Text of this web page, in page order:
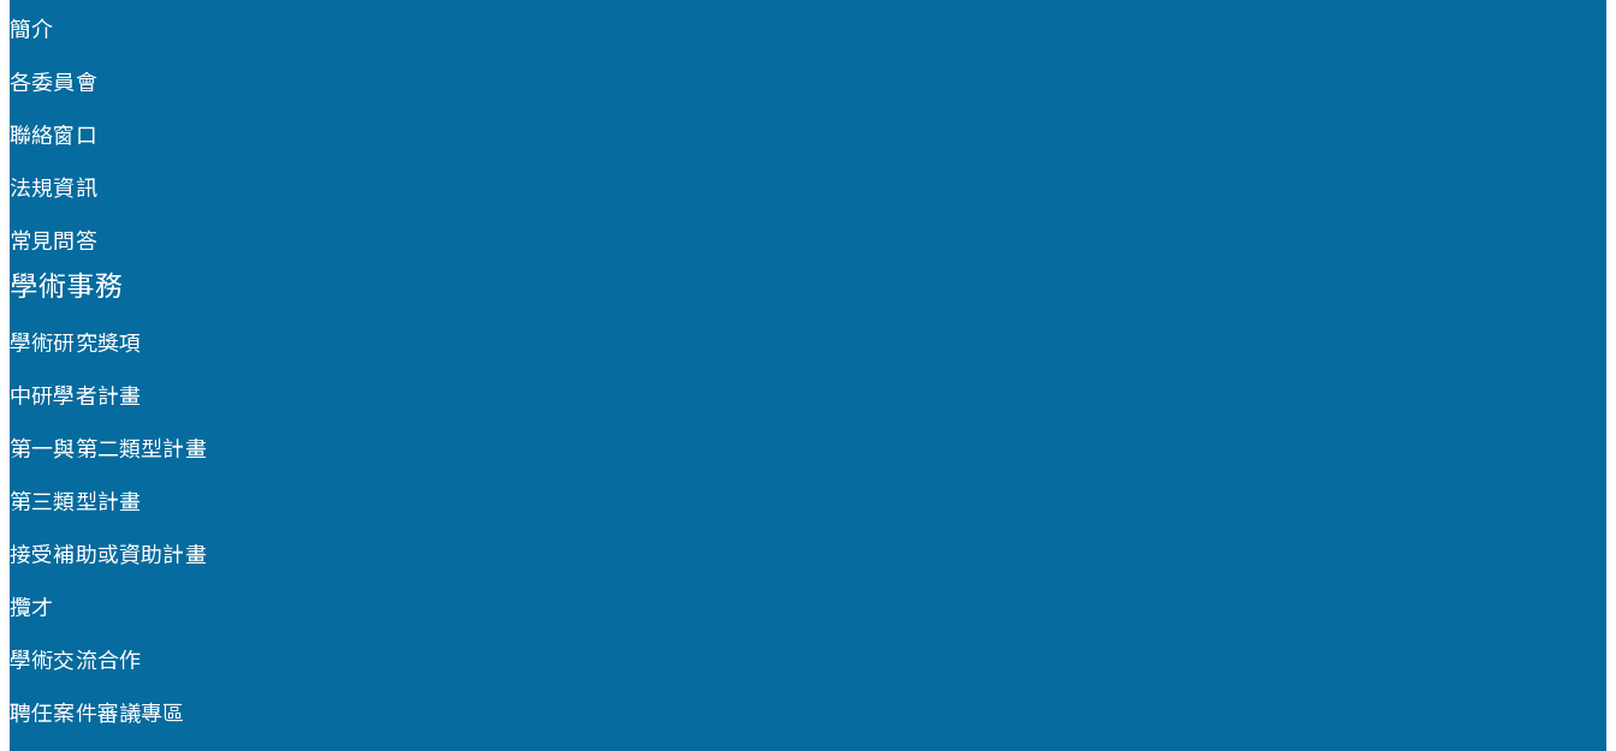
簡介
各委員會
聯絡窗口
法規資訊
常見問答
學術事務
學術研究獎項
中研學者計畫
第一與第二類型計畫
第三類型計畫
接受補助或資助計畫
攬才
學術交流合作
聘任案件審議專區